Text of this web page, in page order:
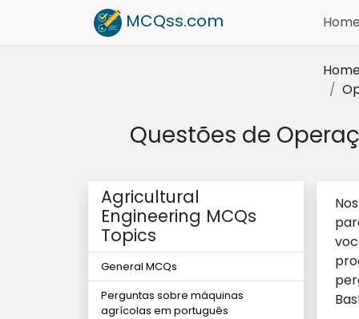
MCQss.com Home
Questões de
Agricultural
Engineering MCQs
Topics
General MCQs
Perguntas sobre máquinas
agrícolas em português